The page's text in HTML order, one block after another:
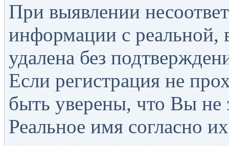
При выявлении
информации с реальной,
удалена без
Если регистрация не
быть уверены, что Вы не
Реальное имя согласно